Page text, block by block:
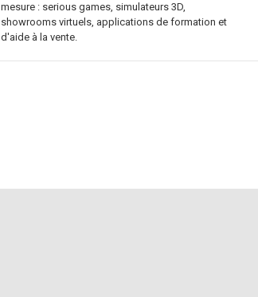
mesure : serious games, simulateurs 3D,
showrooms virtuels, applications de formation et
d'aide à la vente.